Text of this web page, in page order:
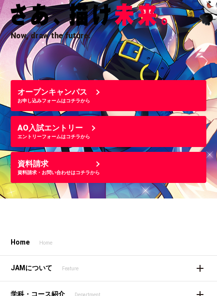
Now, draw the future.
オープンキャンパス
お申し込みフォームはコチラから
AO入試エントリー
エントリーフォームはコチラから
資料請求
資料請求・お問い合わせはコチラから
Home Home
JAMについて Feature
学科・コース紹介 Department